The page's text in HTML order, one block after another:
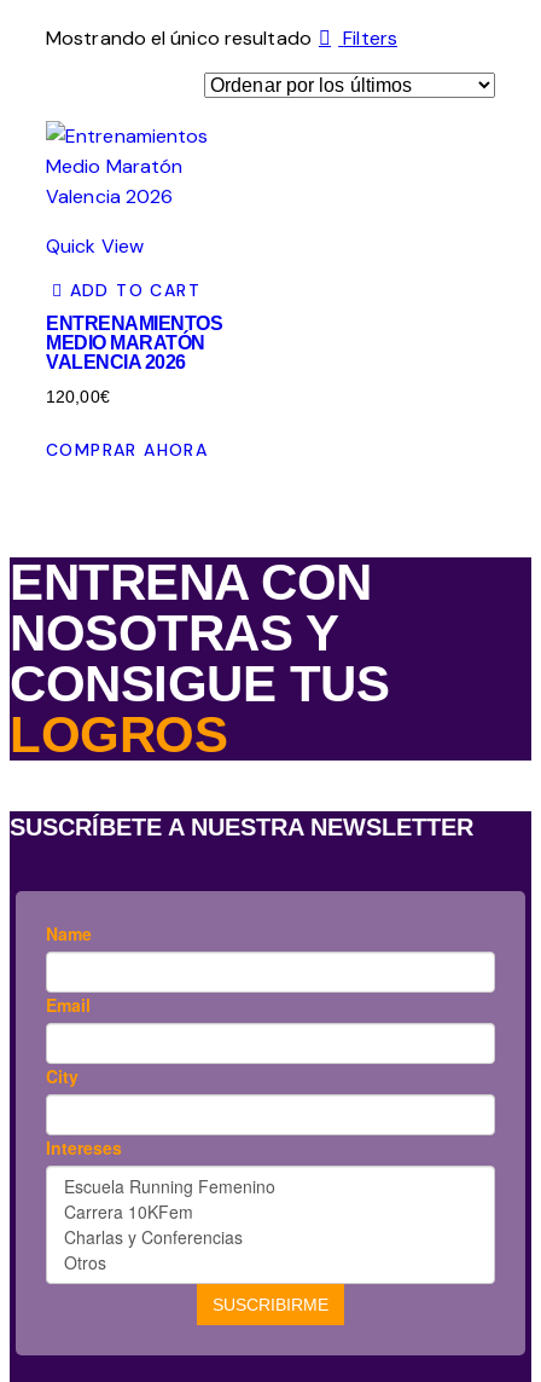
Mostrando el único resultado Filters
Quick View
ADD TO CART
ENTRENAMIENTOS
MEDIO MARATÓN
VALENCIA 2026
120,00€
COMPRAR AHORA
ENTRENA CON
NOSOTRAS Y
CONSIGUE TUS
LOGROS
SUSCRÍBETE A NUESTRA NEWSLETTER